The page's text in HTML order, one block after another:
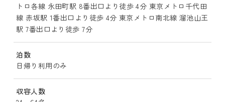
トロ各線 永田町駅 8番出口より徒歩 4分 東京メトロ千代田
線 赤坂駅 1番出口より徒歩 4分 東京メトロ南北線 溜池山王
駅 7番出口より徒歩 7分
泊数
日帰り利用のみ
収容人数